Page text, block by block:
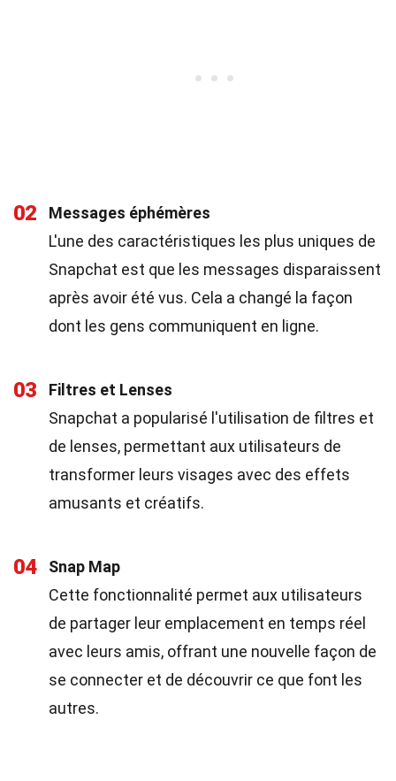
02
Messages éphémères
L'une des caractéristiques les plus uniques de
Snapchat est que les messages disparaissent
après avoir été vus. Cela a changé la façon
dont les gens communiquent en ligne.
03
Filtres et Lenses
Snapchat a popularisé l'utilisation de filtres et
de lenses, permettant aux utilisateurs de
transformer leurs visages avec des effets
amusants et créatifs.
04
Snap Map
Cette fonctionnalité permet aux utilisateurs
de partager leur emplacement en temps réel
avec leurs amis, offrant une nouvelle façon de
se connecter et de découvrir ce que font les
autres.